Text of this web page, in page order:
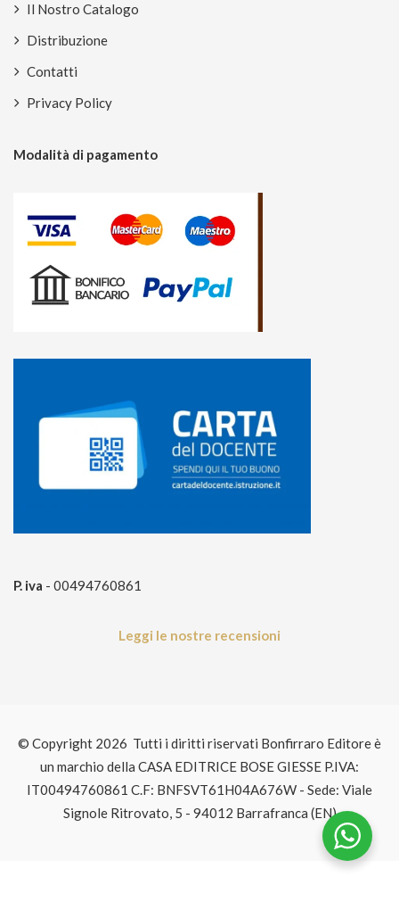
Il Nostro Catalogo
Distribuzione
Contatti
Privacy Policy
Modalità di pagamento
P. iva - 00494760861
Leggi le nostre recensioni
© Copyright 2026 Tutti i diritti riservati Bonfirraro Editore è
un marchio della CASA EDITRICE BOSE GIESSE P.IVA:
IT00494760861 C.F: BNFSVT61H04A676W - Sede: Viale
Signole Ritrovato, 5 - 94012 Barrafranca (EN)